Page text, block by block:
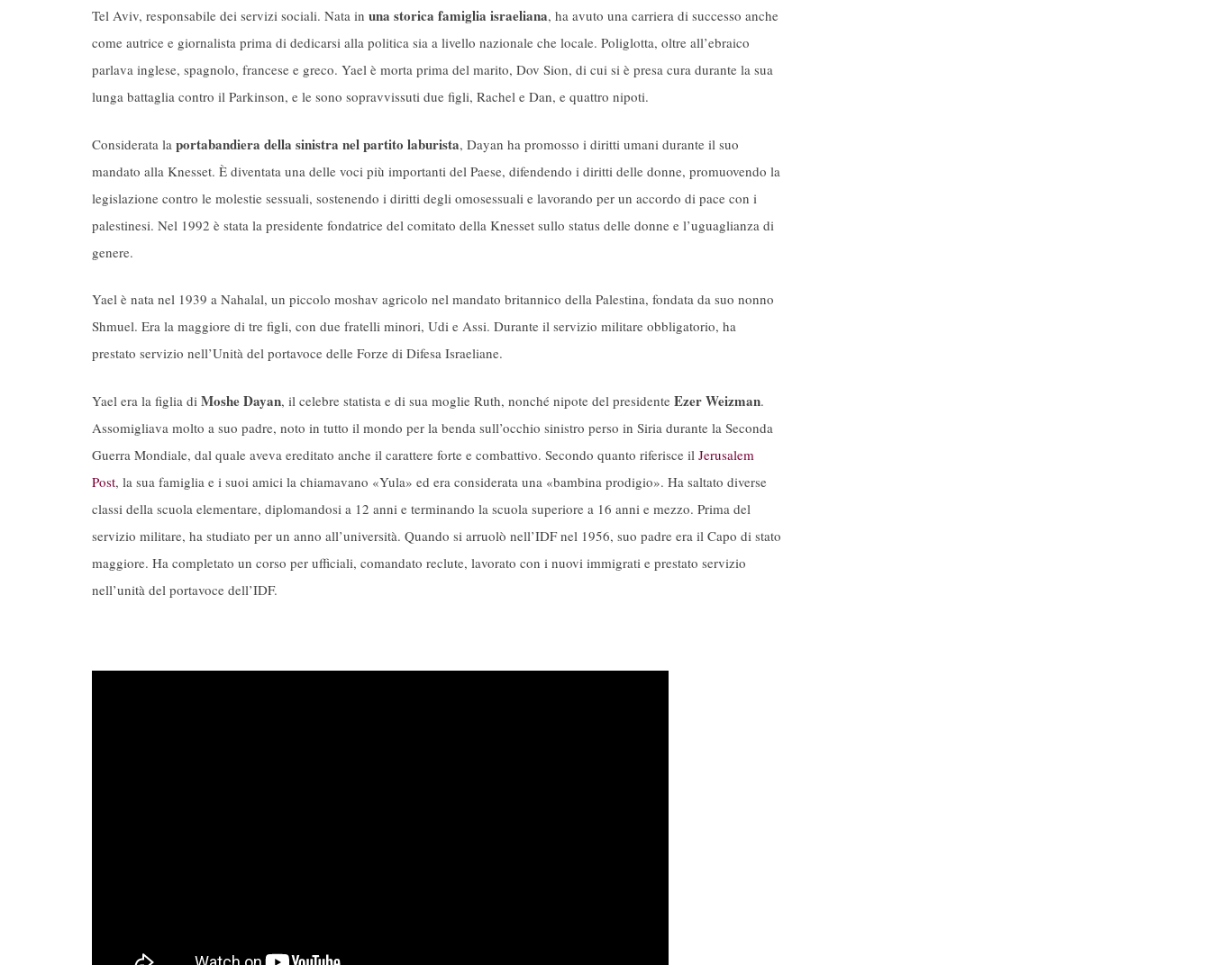
Tel Aviv, responsabile dei servizi sociali. Nata in una storica famiglia israeliana, ha avuto una carriera di successo anche
come autrice e giornalista prima di dedicarsi alla politica sia a livello nazionale che locale. Poliglotta, oltre all’ebraico
parlava inglese, spagnolo, francese e greco. Yael è morta prima del marito, Dov Sion, di cui si è presa cura durante la sua
lunga battaglia contro il Parkinson, e le sono sopravvissuti due figli, Rachel e Dan, e quattro nipoti.
Considerata la portabandiera della sinistra nel partito laburista, Dayan ha promosso i diritti umani durante il suo
mandato alla Knesset. È diventata una delle voci più importanti del Paese, difendendo i diritti delle donne, promuovendo la
legislazione contro le molestie sessuali, sostenendo i diritti degli omosessuali e lavorando per un accordo di pace con i
palestinesi. Nel 1992 è stata la presidente fondatrice del comitato della Knesset sullo status delle donne e l’uguaglianza di
genere.
Yael è nata nel 1939 a Nahalal, un piccolo moshav agricolo nel mandato britannico della Palestina, fondata da suo nonno
Shmuel. Era la maggiore di tre figli, con due fratelli minori, Udi e Assi. Durante il servizio militare obbligatorio, ha
prestato servizio nell’Unità del portavoce delle Forze di Difesa Israeliane.
Yael era la figlia di Moshe Dayan, il celebre statista e di sua moglie Ruth, nonché nipote del presidente Ezer Weizman.
Assomigliava molto a suo padre, noto in tutto il mondo per la benda sull’occhio sinistro perso in Siria durante la Seconda
Guerra Mondiale, dal quale aveva ereditato anche il carattere forte e combattivo. Secondo quanto riferisce il Jerusalem
Post, la sua famiglia e i suoi amici la chiamavano «Yula» ed era considerata una «bambina prodigio». Ha saltato diverse
classi della scuola elementare, diplomandosi a 12 anni e terminando la scuola superiore a 16 anni e mezzo. Prima del
servizio militare, ha studiato per un anno all’università. Quando si arruolò nell’IDF nel 1956, suo padre era il Capo di stato
maggiore. Ha completato un corso per ufficiali, comandato reclute, lavorato con i nuovi immigrati e prestato servizio
nell’unità del portavoce dell’IDF.